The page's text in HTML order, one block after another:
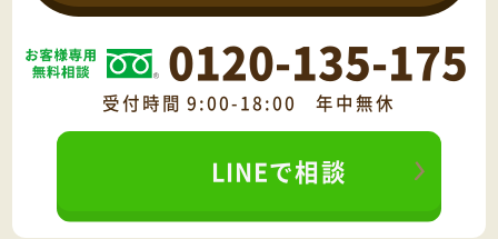
0120-135-175
受付時間 9:00-18:00 年中無休
LINEで相談